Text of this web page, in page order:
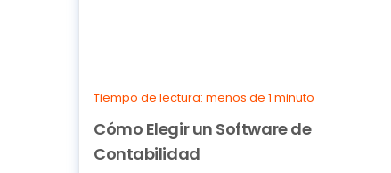
Tiempo de lectura: menos de 1 minuto
Cómo Elegir un Software de
Contabilidad